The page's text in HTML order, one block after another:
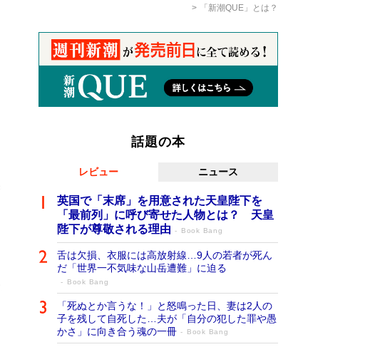
「新潮QUE」とは？
話題の本
レビュー ニュース
英国で「末席」を用意された天皇陛下を
「最前列」に呼び寄せた人物とは？ 天皇
陛下が尊敬される理由
Book Bang
舌は欠損、衣服には高放射線…9人の若者が死ん
だ「世界一不気味な山岳遭難」に迫る
Book Bang
「死ぬとか言うな！」と怒鳴った日、妻は2人の
子を残して自死した…夫が「自分の犯した罪や愚
かさ」に向き合う魂の一冊
Book Bang